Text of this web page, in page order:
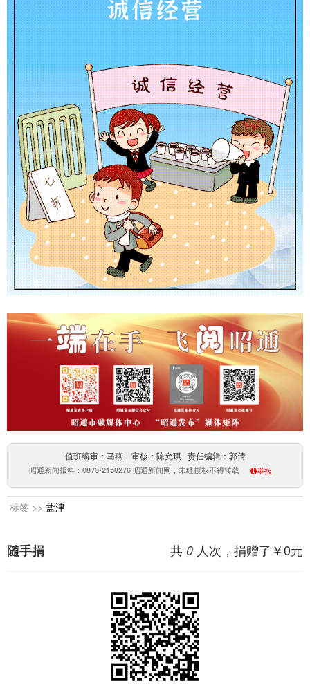
值班编审：马燕 审核：陈允琪 责任编辑：郭倩
昭通新闻报料：0870-2158276 昭通新闻网，未经授权不得转载 举报
标签 >> 盐津
共 0 人次，捐赠了￥0元
随手捐